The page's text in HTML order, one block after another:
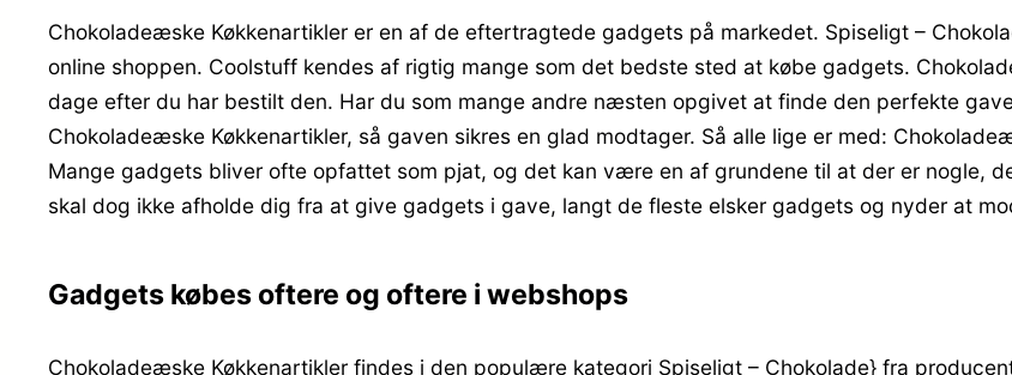
Chokoladeæske Køkkenartikler er en af de eftertragtede gadgets på markedet. Spiseligt –
online shoppen. Coolstuff kendes af rigtig mange som det bedste sted at købe gadgets.
dage efter du har bestilt den. Har du som mange andre næsten opgivet at finde den perfekte
Chokoladeæske Køkkenartikler, så gaven sikres en glad modtager. Så alle lige er med:
Mange gadgets bliver ofte opfattet som pjat, og det kan være en af grundene til at der er nogle,
skal dog ikke afholde dig fra at give gadgets i gave, langt de fleste elsker gadgets og nyder at
Gadgets købes oftere og oftere i webshops
Chokoladeæske Køkkenartikler findes i den populære kategori Spiseligt – Chokolade} fra